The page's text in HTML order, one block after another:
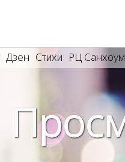
Дзен Стихи РЦ Санхоум